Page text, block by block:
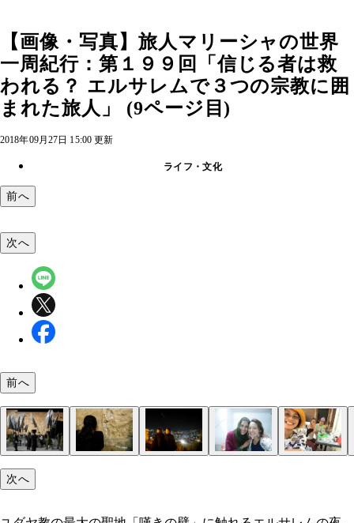
【画像・写真】旅人マリーシャの世界
一周紀行：第１９９回「信じる者は救
われる？ エルサレムで３つの宗教に囲
まれた旅人」 (9ページ目)
2018年09月27日 15:00 更新
ライフ・文化
前へ
色のドームはイスラム教聖地「岩のドーム」
ちゃん。私スッピン眉毛ナイ……
次へ
前へ
次へ